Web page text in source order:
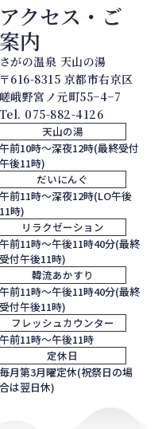
アクセス・ご
案内
さがの温泉 天山の湯
〒616-8315 京都市右京区
嵯峨野宮ノ元町55−4−7
Tel. 075-882-4126
天山の湯
午前10時～深夜12時(最終受付
午後11時)
だいにんぐ
午前11時～深夜12時(LO午後
11時)
リラクゼーション
午前11時～午後11時40分(最終
受付午後11時)
韓流あかすり
午前11時～午後11時40分(最終
受付午後11時)
フレッシュカウンター
午前11時～午後11時
定休日
毎月第3月曜定休(祝祭日の場
合は翌日休)